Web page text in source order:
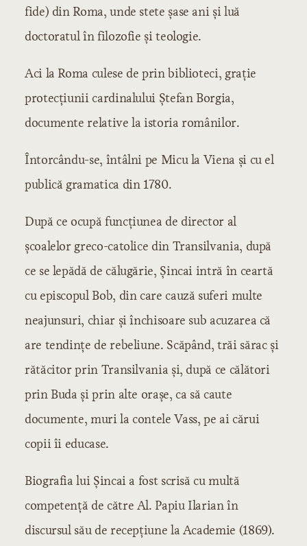
Literatura cultă
Literatura veche
Secolul XVI
Secolul XVII
Secolul XVIII
Secolul XVI
Şcoala ardeleană
George Şincai
Petru Maior
Budai-Deleanu
Literatura modernă
Influenţe şi curente
Autori şi scrieri
Perioada eroică
Epoca lui Heliade
1835-1845
1848-1859
1860-1870
fide) din Roma, unde stete şase ani şi luă
doctoratul în filozofie şi teologie.
Aci la Roma culese de prin biblioteci, graţie
protecţiunii cardinalului Ştefan Borgia,
documente relative la istoria românilor.
Întorcându-se, întâlni pe Micu la Viena şi cu el
publică gramatica din 1780.
După ce ocupă funcţiunea de director al
şcoalelor greco-catolice din Transilvania, după
ce se lepădă de călugărie, Şincai intră în ceartă
cu episcopul Bob, din care cauză suferi multe
neajunsuri, chiar şi închisoare sub acuzarea că
are tendinţe de rebeliune. Scăpând, trăi sărac şi
rătăcitor prin Transilvania şi, după ce călători
prin Buda şi prin alte oraşe, ca să caute
documente, muri la contele Vass, pe ai cărui
copii îi educase.
Biografia lui Şincai a fost scrisă cu multă
competenţă de către Al. Papiu Ilarian în
discursul său de recepţiune la Academie (1869).